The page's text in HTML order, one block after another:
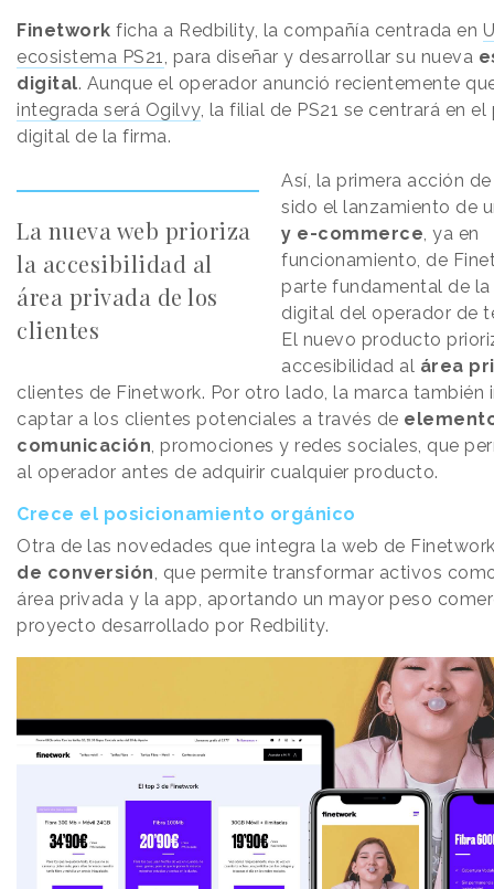
Finetwork ficha a Redbility, la compañía centrada en
ecosistema PS21, para diseñar y desarrollar su nueva
digital. Aunque el operador anunció recientemente
integrada será Ogilvy, la filial de PS21 se centrará en
digital de la firma.
La nueva web prioriza
la accesibilidad al
área privada de los
clientes
Así, la primera acción
sido el lanzamiento de
y e-commerce, ya en
funcionamiento, de
parte fundamental de
digital del operador de
El nuevo producto
accesibilidad al área
clientes de Finetwork. Por otro lado, la marca también
captar a los clientes potenciales a través de
comunicación, promociones y redes sociales, que
al operador antes de adquirir cualquier producto.
Crece el posicionamiento orgánico
Otra de las novedades que integra la web de
de conversión, que permite transformar activos
área privada y la app, aportando un mayor peso
proyecto desarrollado por Redbility.